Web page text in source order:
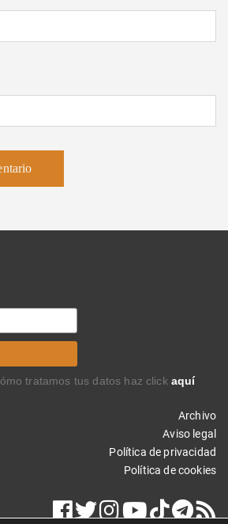
tratamos tus datos haz click aquí
Archivo
Aviso legal
Política de privacidad
Política de cookies